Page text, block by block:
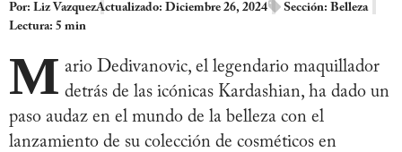
Por: Liz VazquezActualizado: Diciembre 26, 2024 Sección: Belleza
Lectura: 5 min
M ario Dedivanovic, el legendario maquillador
detrás de las icónicas Kardashian, ha dado un
paso audaz en el mundo de la belleza con el
lanzamiento de su colección de cosméticos en